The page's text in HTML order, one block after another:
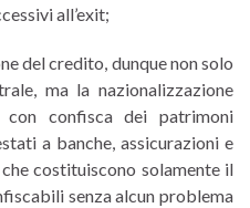
all’exit;
del credito, dunque non solo
ma la nazionalizzazione
con confisca dei patrimoni
a banche, assicurazioni e
costituiscono solamente il
senza alcun problema